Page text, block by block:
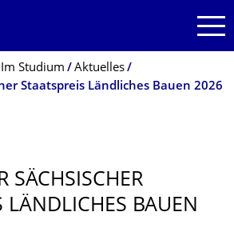
Im Studium
Aktuelles
Staatspreis Ländliches Bauen 2026
SÄCHSISCHER
LÄNDLICHES BAUEN